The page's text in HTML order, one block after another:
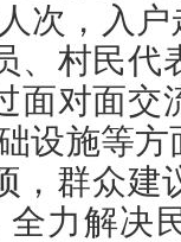
次，入
、村民代
面对面交
设施等
，群众建
力解决